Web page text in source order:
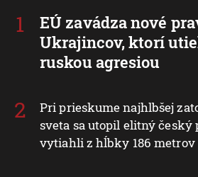
EÚ zavádza nové
Ukrajincov, ktorí
ruskou agresiou
Pri prieskume najhlbšej
sveta sa utopil elitný český
vytiahli z hĺbky 186 metrov